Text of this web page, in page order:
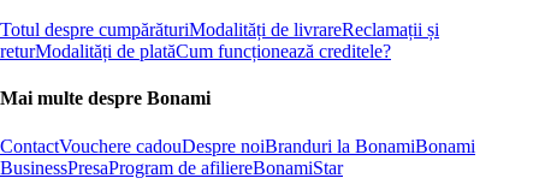
Totul despre cumpărăturiModalități de livrareReclamații și
returModalități de platăCum funcționează creditele?
Mai multe despre Bonami
ContactVouchere cadouDespre noiBranduri la BonamiBonami
BusinessPresaProgram de afiliereBonamiStar